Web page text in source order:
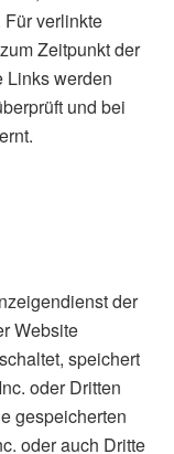
verlinkte
Zeitpunkt der
Links werden
und bei
der
Website
speichert
oder Dritten
gespeicherten
oder auch Dritte